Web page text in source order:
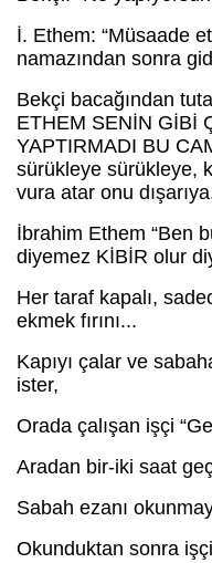
İ. Ethem: “Müsaade
namazından sonra
Bekçi bacağından
ETHEM SENİN GİBİ
YAPTIRMADI BU
sürükleye sürükleye,
vura atar onu
İbrahim Ethem “Ben
diyemez KİBİR olur
Her taraf kapalı,
ekmek fırını...
Kapıyı çalar ve
ister,
Orada çalışan işçi
Aradan bir-iki saat
Sabah ezanı
Okunduktan sonra